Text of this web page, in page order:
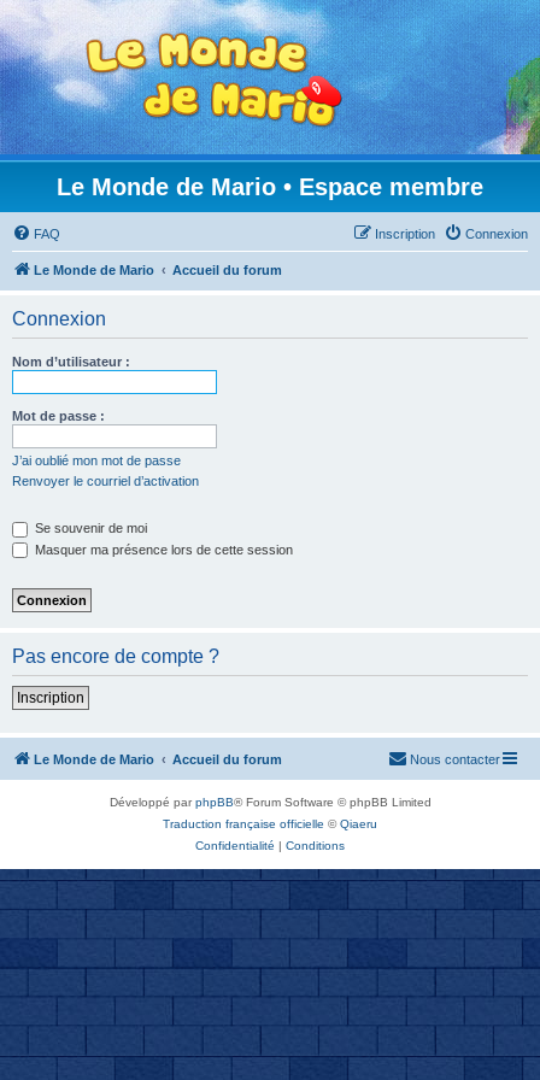
Le Monde de Mario • Espace membre
FAQ Connexion
Inscription
Le Monde de Mario Accueil du forum
Connexion
Nom d’utilisateur :
Mot de passe :
J’ai oublié mon mot de passe
Renvoyer le courriel d’activation
Se souvenir de moi
Masquer ma présence lors de cette session
Pas encore de compte ?
Inscription
Le Monde de Mario Accueil du forum Nous contacter
Développé parphpBB® Forum Software © phpBB Limited
Traduction française officielle ©Qiaeru
Confidentialité | Conditions